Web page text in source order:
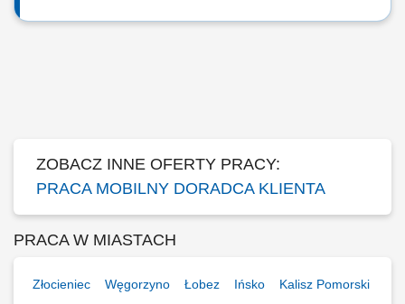
ZOBACZ INNE OFERTY PRACY:
PRACA MOBILNY DORADCA KLIENTA
PRACA W MIASTACH
Złocieniec Węgorzyno Łobez Ińsko Kalisz Pomorski